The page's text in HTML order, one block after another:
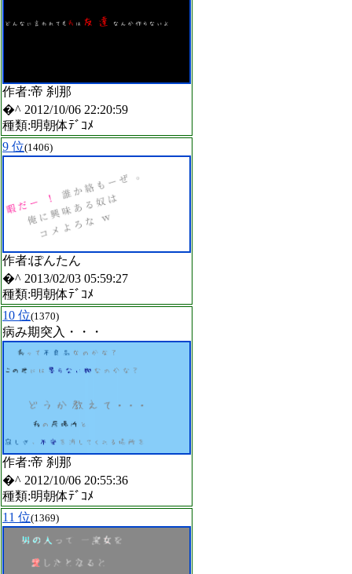
作者:帝 刹那
�^ 2012/10/06 22:20:59
種類:明朝体ﾃﾞｺﾒ
9 位(1406)
作者:ぽんたん
�^ 2013/02/03 05:59:27
種類:明朝体ﾃﾞｺﾒ
10 位(1370)
病み期突入・・・
作者:帝 刹那
�^ 2012/10/06 20:55:36
種類:明朝体ﾃﾞｺﾒ
11 位(1369)